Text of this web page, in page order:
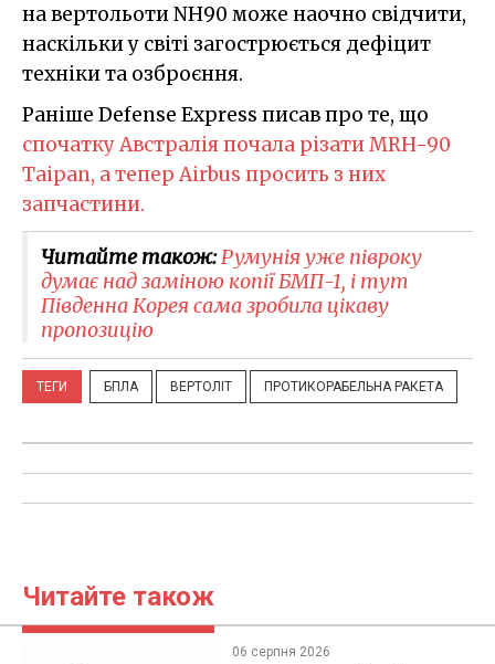
на вертольоти NH90 може наочно свідчити,
наскільки у світі загострюється дефіцит
техніки та озброєння.
Раніше Defense Express писав про те, що
спочатку Австралія почала різати MRH-90
Taipan, а тепер Airbus просить з них
запчастини.
Читайте також:Румунія уже півроку
думає над заміною копії БМП-1, і тут
Південна Корея сама зробила цікаву
пропозицію
ТЕГИ БПЛА ВЕРТОЛІТ ПРОТИКОРАБЕЛЬНА РАКЕТА
Читайте також
06 серпня 2026